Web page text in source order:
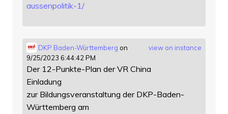
aussenpolitik-1/
view on instance
DKP Baden-Württemberg on
9/25/2023 6:44:42 PM
Der 12-Punkte-Plan der VR China
Einladung
zur Bildungsveranstaltung der DKP-Baden-
Württemberg am